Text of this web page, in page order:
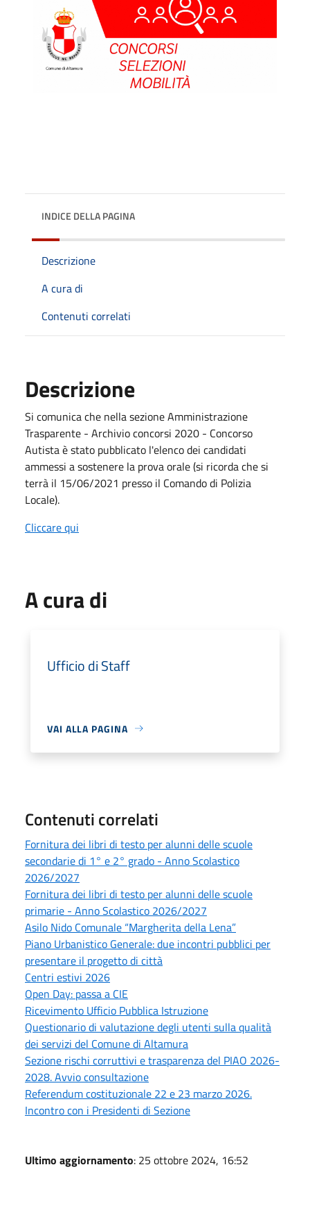
INDICE DELLA PAGINA
Descrizione
A cura di
Contenuti correlati
Descrizione
Si comunica che nella sezione Amministrazione
Trasparente - Archivio concorsi 2020 - Concorso
Autista è stato pubblicato l'elenco dei candidati
ammessi a sostenere la prova orale (si ricorda che si
terrà il 15/06/2021 presso il Comando di Polizia
Locale).
Cliccare qui
A cura di
Ufficio di Staff
VAI ALLA PAGINA
Contenuti correlati
Fornitura dei libri di testo per alunni delle scuole
secondarie di 1° e 2° grado - Anno Scolastico
2026/2027
Fornitura dei libri di testo per alunni delle scuole
primarie - Anno Scolastico 2026/2027
Asilo Nido Comunale “Margherita della Lena”
Piano Urbanistico Generale: due incontri pubblici per
presentare il progetto di città
Centri estivi 2026
Open Day: passa a CIE
Ricevimento Ufficio Pubblica Istruzione
Questionario di valutazione degli utenti sulla qualità
dei servizi del Comune di Altamura
Sezione rischi corruttivi e trasparenza del PIAO 2026-
2028. Avvio consultazione
Referendum costituzionale 22 e 23 marzo 2026.
Incontro con i Presidenti di Sezione
Ultimo aggiornamento: 25 ottobre 2024, 16:52